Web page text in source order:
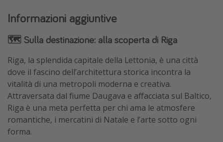
Informazioni aggiuntive
🗺️ Sulla destinazione: alla scoperta di Riga
Riga, la splendida capitale della Lettonia, è una città
dove il fascino dell’architettura storica incontra la
vitalità di una metropoli moderna e creativa.
Attraversata dal fiume Daugava e affacciata sul Baltico,
Riga è una meta perfetta per chi ama le atmosfere
romantiche, i mercatini di Natale e l’arte sotto ogni
forma.